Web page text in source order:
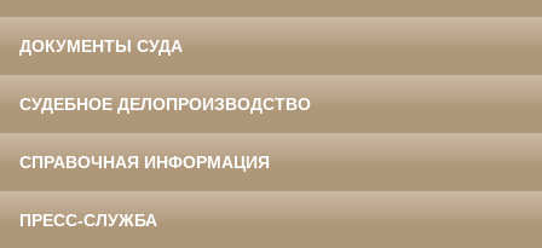
ДОКУМЕНТЫ СУДА
СУДЕБНОЕ ДЕЛОПРОИЗВОДСТВО
СПРАВОЧНАЯ ИНФОРМАЦИЯ
ПРЕСС-СЛУЖБА